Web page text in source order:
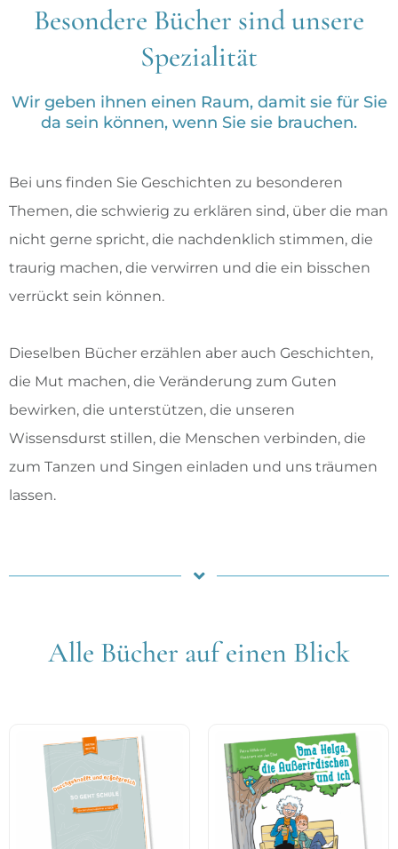
Besondere Bücher sind unsere
Spezialität
Wir geben ihnen einen Raum, damit sie für Sie
da sein können, wenn Sie sie brauchen.
Bei uns finden Sie Geschichten zu besonderen
Themen, die schwierig zu erklären sind, über die man
nicht gerne spricht, die nachdenklich stimmen, die
traurig machen, die verwirren und die ein bisschen
verrückt sein können.
Dieselben Bücher erzählen aber auch Geschichten,
die Mut machen, die Veränderung zum Guten
bewirken, die unterstützen, die unseren
Wissensdurst stillen, die Menschen verbinden, die
zum Tanzen und Singen einladen und uns träumen
lassen.
Alle Bücher auf einen Blick